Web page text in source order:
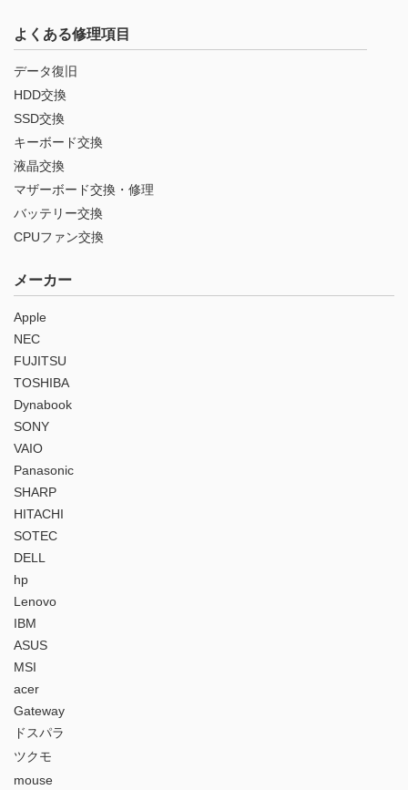
よくある修理項目
データ復旧
HDD交換
SSD交換
キーボード交換
液晶交換
マザーボード交換・修理
バッテリー交換
CPUファン交換
メーカー
Apple
NEC
FUJITSU
TOSHIBA
Dynabook
SONY
VAIO
Panasonic
SHARP
HITACHI
SOTEC
DELL
hp
Lenovo
IBM
ASUS
MSI
acer
Gateway
ドスパラ
ツクモ
mouse